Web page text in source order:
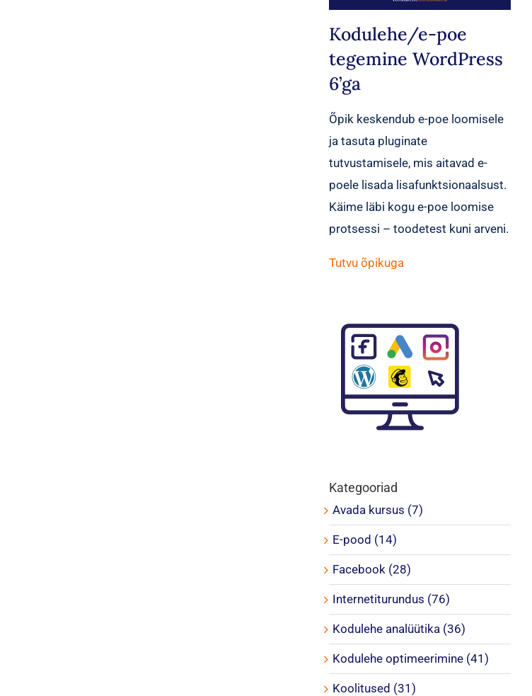
Kodulehe/e-poe
tegemine WordPress
6’ga
Õpik keskendub e-poe loomisele
ja tasuta pluginate
tutvustamisele, mis aitavad e-
poele lisada lisafunktsionaalsust.
Käime läbi kogu e-poe loomise
protsessi – toodetest kuni arveni.
Tutvu õpikuga
Kategooriad
Avada kursus (7)
E-pood (14)
Facebook (28)
Internetiturundus (76)
Kodulehe analüütika (36)
Kodulehe optimeerimine (41)
Koolitused (31)